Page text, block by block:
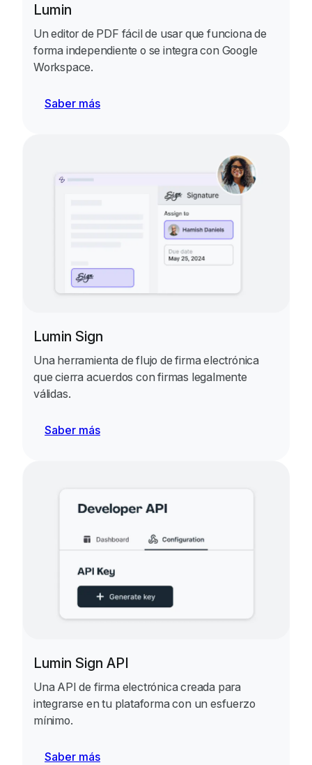
Lumin
Un editor de PDF fácil de usar que funciona de
forma independiente o se integra con Google
Workspace.
Saber más
Lumin Sign
Una herramienta de flujo de firma electrónica
que cierra acuerdos con firmas legalmente
válidas.
Saber más
Lumin Sign API
Una API de firma electrónica creada para
integrarse en tu plataforma con un esfuerzo
mínimo.
Saber más